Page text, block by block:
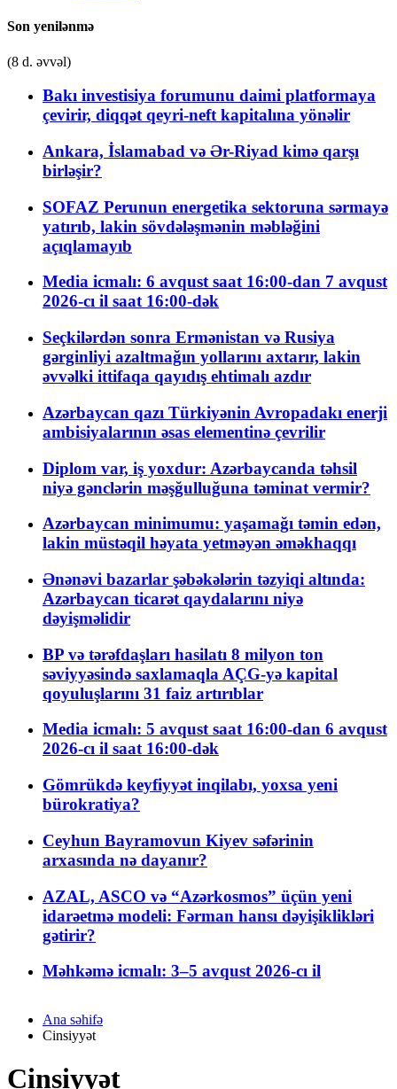
Son yenilənmə
(8 d. əvvəl)
Bakı investisiya forumunu daimi platformaya
çevirir, diqqət qeyri-neft kapitalına yönəlir
Ankara, İslamabad və Ər-Riyad kimə qarşı
birləşir?
SOFAZ Perunun energetika sektoruna sərmayə
yatırıb, lakin sövdələşmənin məbləğini
açıqlamayıb
Media icmalı: 6 avqust saat 16:00-dan 7 avqust
2026-cı il saat 16:00-dək
Seçkilərdən sonra Ermənistan və Rusiya
gərginliyi azaltmağın yollarını axtarır, lakin
əvvəlki ittifaqa qayıdış ehtimalı azdır
Azərbaycan qazı Türkiyənin Avropadakı enerji
ambisiyalarının əsas elementinə çevrilir
Diplom var, iş yoxdur: Azərbaycanda təhsil
niyə gənclərin məşğulluğuna təminat vermir?
Azərbaycan minimumu: yaşamağı təmin edən,
lakin müstəqil həyata yetməyən əməkhaqqı
Ənənəvi bazarlar şəbəkələrin təzyiqi altında:
Azərbaycan ticarət qaydalarını niyə
dəyişməlidir
BP və tərəfdaşları hasilatı 8 milyon ton
səviyyəsində saxlamaqla AÇG-yə kapital
qoyuluşlarını 31 faiz artırıblar
Media icmalı: 5 avqust saat 16:00-dan 6 avqust
2026-cı il saat 16:00-dək
Gömrükdə keyfiyyət inqilabı, yoxsa yeni
bürokratiya?
Ceyhun Bayramovun Kiyev səfərinin
arxasında nə dayanır?
AZAL, ASCO və “Azərkosmos” üçün yeni
idarəetmə modeli: Fərman hansı dəyişiklikləri
gətirir?
Məhkəmə icmalı: 3–5 avqust 2026-cı il
Ana səhifə
Cinsiyyət
Cinsiyyət